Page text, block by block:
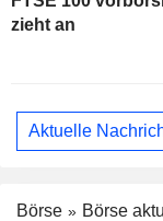
zieht an
Aktuelle
Börse
Börse